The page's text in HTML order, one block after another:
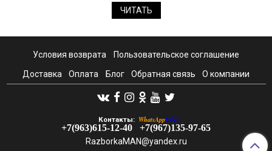
оригинальных проверенных комплектующих, включая:
- кабины на тягачи и самосвалы;
- редукторы промежуточного и заднего мостов, а также
Мы осуществляем поиск и выкуп запчастей по всей
территории Российской Федерации, а также на проверенных
европейских разборках, где нередко можно найти
огромный эксплуатационный ресурс.
Покупка б/у запчастей для MAN по представленному каталогу
— своеобразная гарантия получения высококлассных,
ЧИТАТЬ
Условия возврата Пользовательское соглашение
Доставка Оплата Блог Обратная связь О компании
Контакты: WhatsAppViber
+7(963)615-12-40 +7(967)135-97-65
RazborkaMAN@yandex.ru